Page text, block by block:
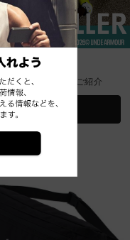
SELLERS
セラーアイテムをご紹介
詳細を見る